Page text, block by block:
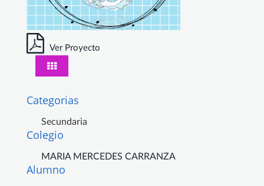
Ver Proyecto
Categorias
Secundaria
Colegio
MARIA MERCEDES CARRANZA
Alumno